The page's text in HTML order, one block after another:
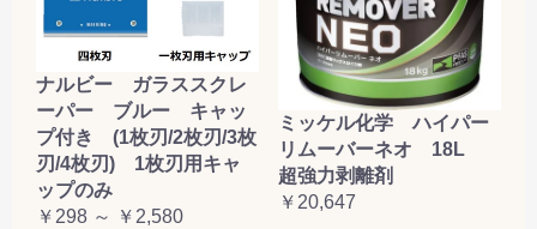
ナルビー ガラススクレ
ーパー ブルー キャッ
プ付き (1枚刃/2枚刃/3枚
刃/4枚刃) 1枚刃用キャ
ップのみ
￥298 ～ ￥2,580
ミッケル化学 ハイパー
リムーバーネオ 18L
超強力剥離剤
￥20,647